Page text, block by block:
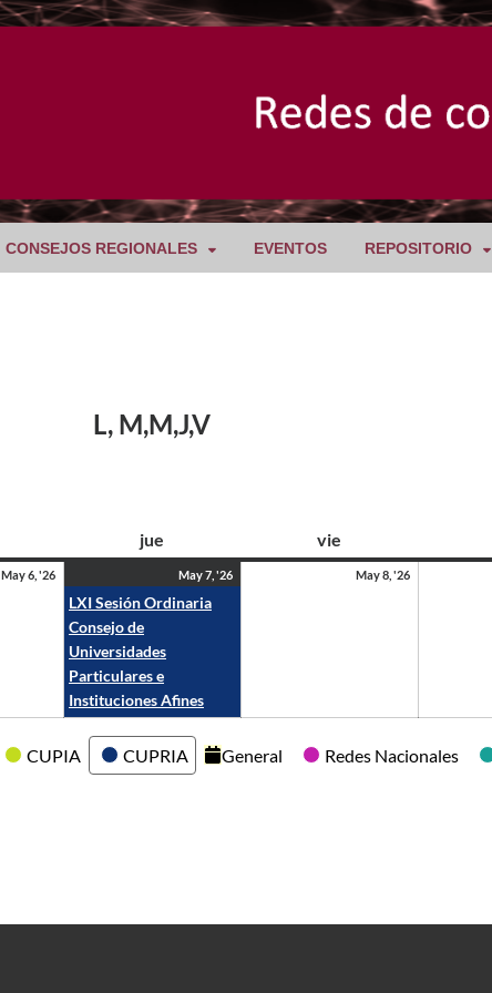
CONSEJOS REGIONALES EVENTOS REPOSITORIO
L, M,M,J,V
jue vie
May 6, '26 May 7, '26
LXI Sesión Ordinaria
Consejo de
Universidades
Particulares e
Instituciones Afines
May 8, '26
CUPIA CUPRIA General Redes Nacionales